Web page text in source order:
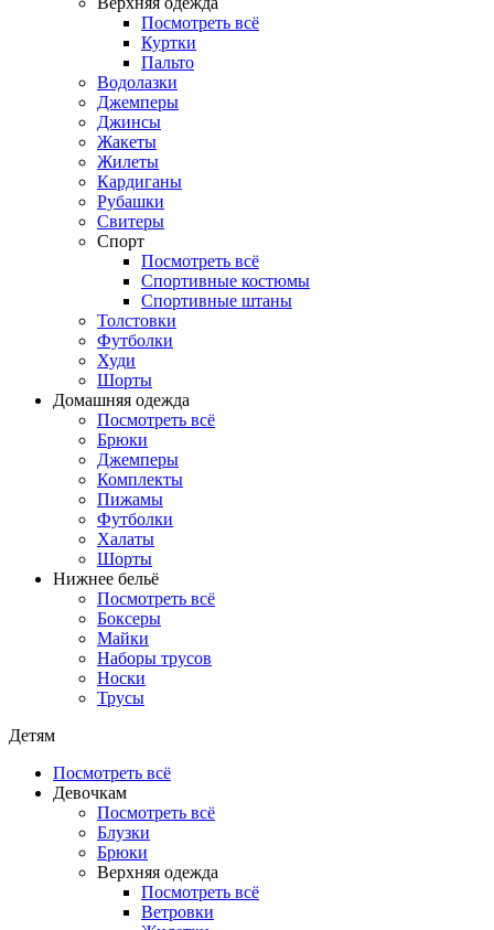
Посмотреть всё
Куртки
Пальто
Водолазки
Джемперы
Джинсы
Жакеты
Жилеты
Кардиганы
Рубашки
Свитеры
Спорт
Посмотреть всё
Спортивные костюмы
Спортивные штаны
Толстовки
Футболки
Худи
Шорты
Домашняя одежда
Посмотреть всё
Брюки
Джемперы
Комплекты
Пижамы
Футболки
Халаты
Шорты
Нижнее бельё
Посмотреть всё
Боксеры
Майки
Наборы трусов
Носки
Трусы
Детям
Посмотреть всё
Девочкам
Посмотреть всё
Блузки
Брюки
Верхняя одежда
Посмотреть всё
Ветровки